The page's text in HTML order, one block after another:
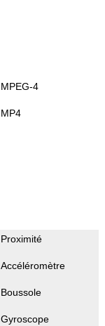
MPEG-4
MP4
Proximité
Accéléromètre
Boussole
Gyroscope